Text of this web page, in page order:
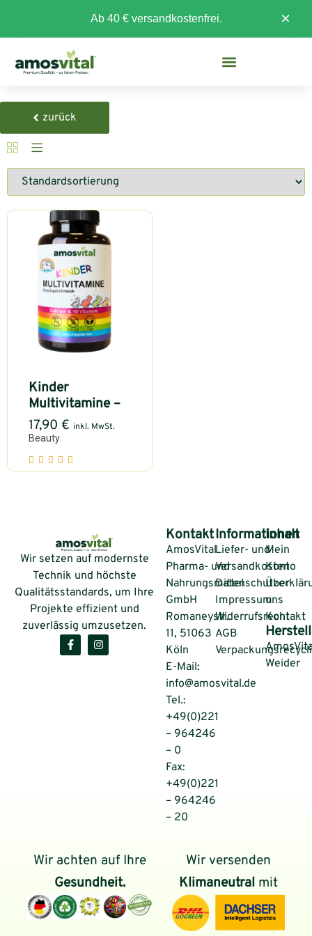
Ab 40 € versandkostenfrei. ×
zurück
Beauty
Kinder
Multivitamine –
17,90 € inkl. MwSt.
Wir setzen auf modernste
Technik und höchste
Qualitätsstandards, um Ihre
Projekte effizient und
zuverlässig umzusetzen.
Kontakt
AmosVital
Pharma- und
Nahrungsmittel
GmbH
Romaneystr.
11, 51063
Köln
E-Mail:
info@amosvital.de
Tel.:
+49(0)221
– 964246
– 0
Fax:
+49(0)221
– 964246
– 20
Informationen
Liefer- und
Versandkosten
Impressum
Widerrufsrecht
AGB
Inhalt
Mein
Konto
Über
uns
Kontakt
Weider
Wir achten auf Ihre
Gesundheit.
Wir versenden
Klimaneutral mit